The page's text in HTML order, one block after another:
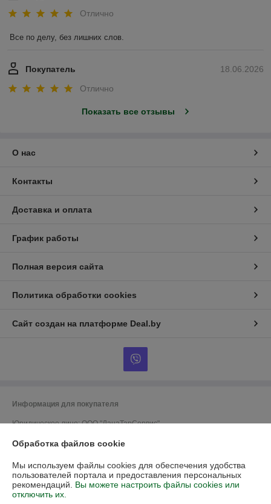
Отлично
Все по делу, без лишних слов.
18.06.2026
Покупатель
Отлично
Показать все отзывы
О нас
Контакты
Доставка и оплата
График работы
Полная версия сайта
Политика обработки cookies
Сайт создан на платформе Deal.by
Информация для покупателя
Юридическое лицо:ООО "ДанаТарСервис"
Регистрационный номер ЕГР: 192728056
УНП: 192728056
Регистрационный орган: Мингорисполком
Обработка файлов cookie
Мы используем файлы cookies для обеспечения удобства
пользователей портала и предоставления персональных
рекомендаций. Вы можете настроить файлы cookies или
отключить их.